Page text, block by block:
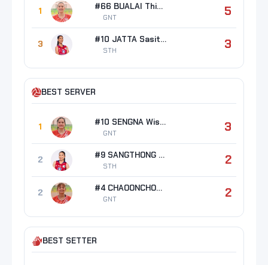
1 #66 BUALAI Thipsuda
GNT 5
3 #10 JATTA Sasithorn
STH 3
BEST SERVER
1 #10 SENGNA Wisaruta
GNT 3
2 #9 SANGTHONG Kanokporn
STH 2
2 #4 CHAOONCHOM Ratchada
GNT 2
BEST SETTER